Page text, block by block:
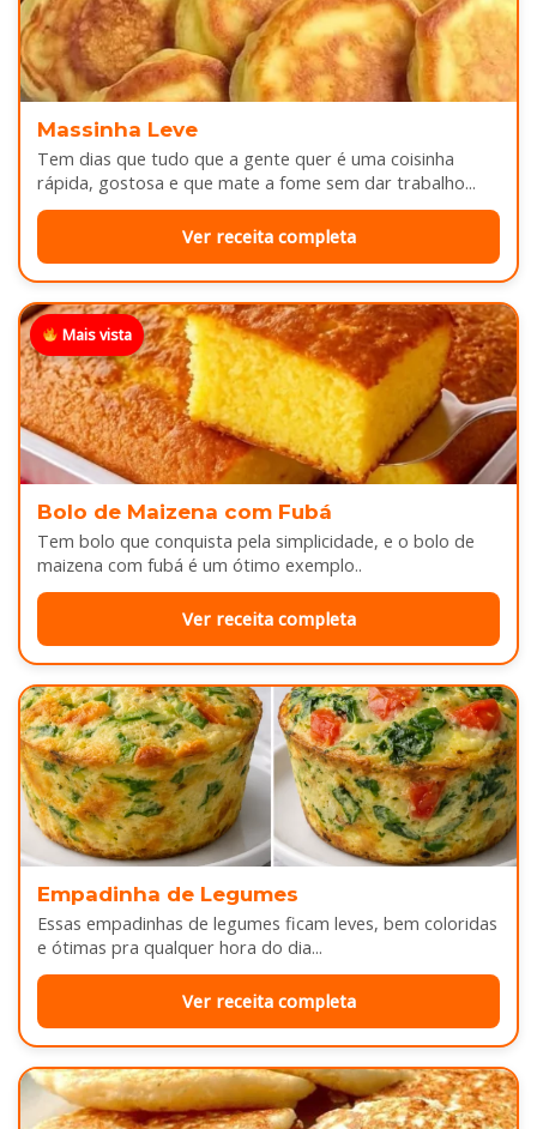
Massinha Leve
Tem dias que tudo que a gente quer é uma coisinha
rápida, gostosa e que mate a fome sem dar trabalho...
Ver receita completa
Mais vista
Bolo de Maizena com Fubá
Tem bolo que conquista pela simplicidade, e o bolo de
maizena com fubá é um ótimo exemplo..
Ver receita completa
Empadinha de Legumes
Essas empadinhas de legumes ficam leves, bem coloridas
e ótimas pra qualquer hora do dia...
Ver receita completa